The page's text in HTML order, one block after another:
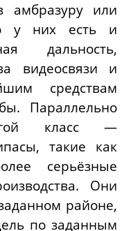
амбразуру или
у них есть и
дальность,
видеосвязи и
средствам
Параллельно
класс —
такие как
серьёзные
Они
районе,
по заданным